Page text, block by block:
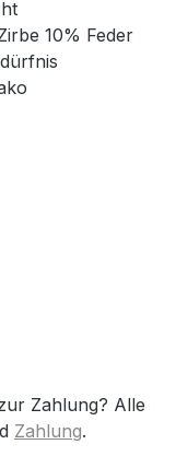
10% Feder
Zahlung? Alle
Zahlung.